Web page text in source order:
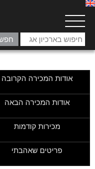
אודות המכירה הקרובה
אודות המכירה הבאה
מכירות קודמות
פריטים שאהבתי